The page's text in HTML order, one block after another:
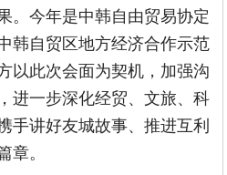
。今年是中韩自由贸易协定
韩自贸区地方经济合作示范
以此次会面为契机，加强沟
进一步深化经贸、文旅、科
手讲好友城故事、推进互利
。